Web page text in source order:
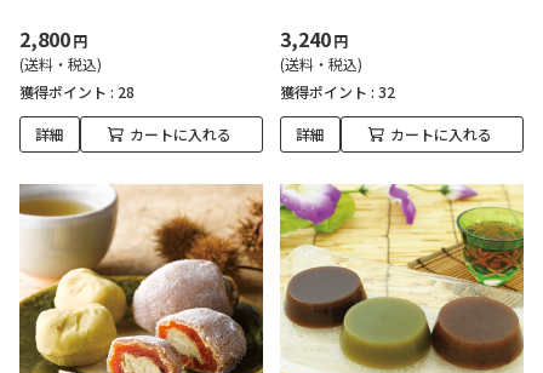
2,800円
(送料・税込)
獲得ポイント : 28
詳細 カートに入れる
3,240円
(送料・税込)
獲得ポイント : 32
詳細 カートに入れる